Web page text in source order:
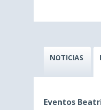
NOTICIAS
Eventos